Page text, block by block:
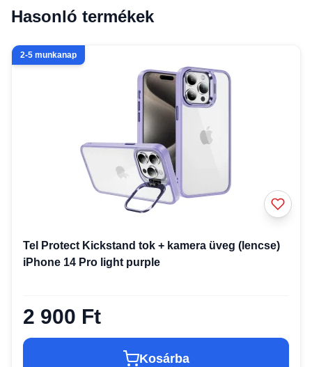
Hasonló termékek
2-5 munkanap
Tel Protect Kickstand tok + kamera üveg (lencse)
iPhone 14 Pro light purple
2 900 Ft
Kosárba